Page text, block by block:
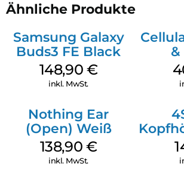
Klimabewusst und elektronikmüll neutral
Produktabmessungen je Earbud:
Breite: 24,6 mm, Höhe: 28,7 mm,
Gewicht: 5 gr pro Ohrhörer
Ähnliche Produkte
Samsung Galaxy
Buds3 FE Black
148,90 €
inkl. MwSt.
&
Nothing Ear
(Open) Weiß
138,90 €
inkl. MwSt.